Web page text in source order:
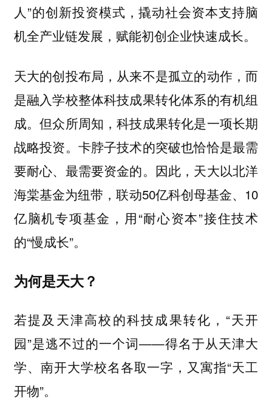
人”的创新投资模式，撬动社会资本支持脑
机全产业链发展，赋能初创企业快速成长。
天大的创投布局，从来不是孤立的动作，而
是融入学校整体科技成果转化体系的有机组
成。但众所周知，科技成果转化是一项长期
战略投资。卡脖子技术的突破也恰恰是最需
要耐心、最需要资金的。因此，天大以北洋
海棠基金为纽带，联动50亿科创母基金、10
亿脑机专项基金，用“耐心资本”接住技术
的“慢成长”。
为何是天大？
若提及天津高校的科技成果转化，“天开
园”是逃不过的一个词——得名于从天津大
学、南开大学校名各取一字，又寓指“天工
开物”。